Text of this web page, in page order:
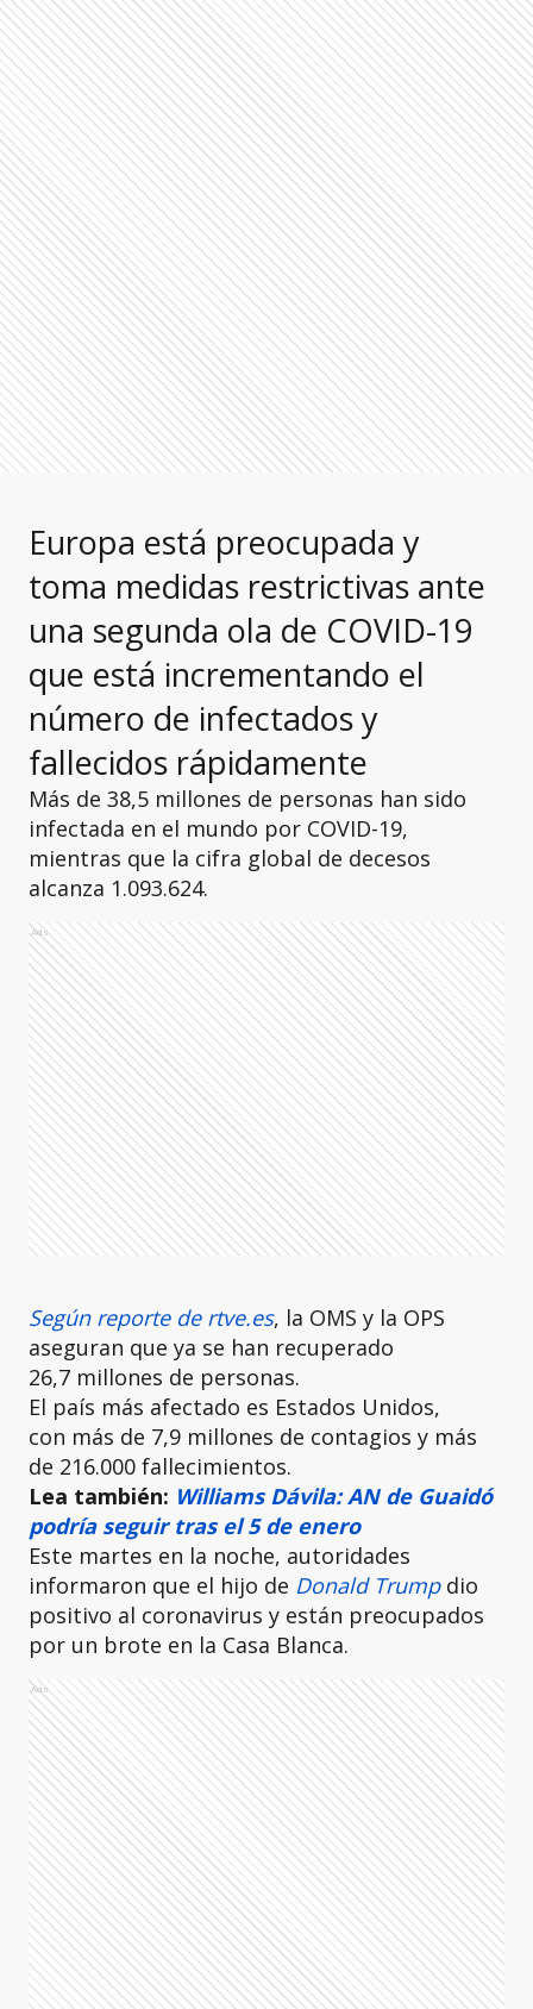
Europa está preocupada y
toma medidas restrictivas ante
una segunda ola de COVID-19
que está incrementando el
número de infectados y
fallecidos rápidamente
Más de 38,5 millones de personas han sido
infectada en el mundo por COVID-19,
mientras que la cifra global de decesos
alcanza 1.093.624.
Ads
Según reporte de rtve.es, la OMS y la OPS
aseguran que ya se han recuperado
26,7 millones de personas.
El país más afectado es Estados Unidos,
con más de 7,9 millones de contagios y más
de 216.000 fallecimientos.
Lea también: Williams Dávila: AN de Guaidó
podría seguir tras el 5 de enero
Este martes en la noche, autoridades
informaron que el hijo de Donald Trumpdio
positivo al coronavirus y están preocupados
por un brote en la Casa Blanca.
Ads